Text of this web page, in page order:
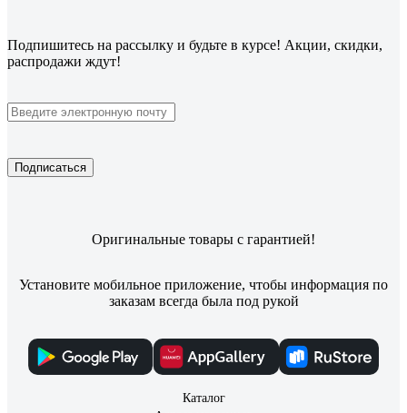
Подпишитесь на рассылку и будьте в курсе! Акции, скидки,
распродажи ждут!
Подписаться
Оригинальные товары с гарантией!
Установите мобильное приложение, чтобы информация по
заказам всегда была под рукой
Каталог